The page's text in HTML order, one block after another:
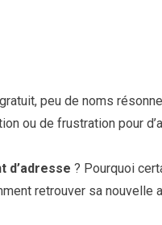
peu de noms
ou de frustration pour
d’adresse ? Pourquoi
retrouver sa nouvelle